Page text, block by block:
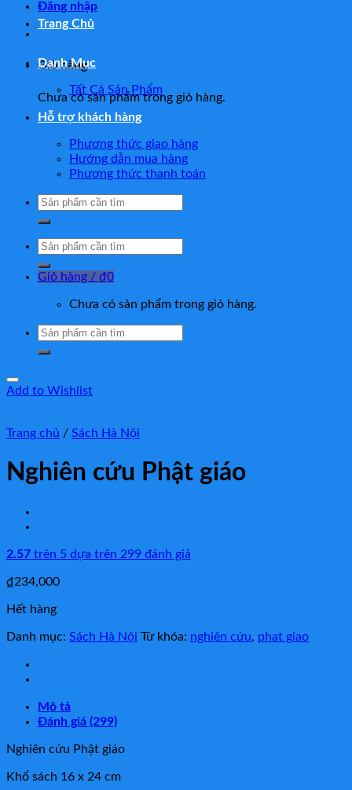
Đăng nhập
Giỏ hàng
Chưa có sản phẩm trong giỏ hàng.
Trang Chủ
Danh Mục
Tất Cả Sản Phẩm
Hỗ trợ khách hàng
Phương thức giao hàng
Hướng dẫn mua hàng
Phương thức thanh toán
Tìm
Tìm
Giỏ hàng / ₫0
Chưa có sản phẩm trong giỏ hàng.
Tìm
Add to Wishlist
Trang chủ / Sách Hà Nội
Nghiên cứu Phật giáo
2.57 trên 5 dựa trên 299 đánh giá
₫234,000
Hết hàng
Danh mục: Sách Hà Nội Từ khóa: nghiên cứu, phat giao
Mô tả
Đánh giá (299)
Nghiên cứu Phật giáo
Khổ sách 16 x 24 cm